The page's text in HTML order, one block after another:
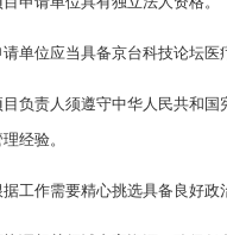
请单位应当具备京台科技论坛
目负责人须遵守中华人民共和
经验。
据工作需要精心挑选具备良好